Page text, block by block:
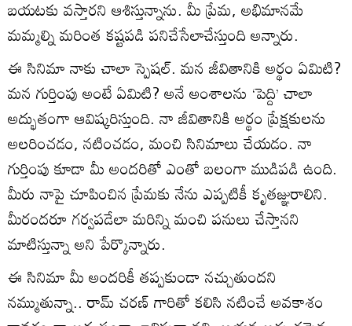
బయటకు వస్తారని ఆశిస్తున్నాను. మీ ప్రేమ, అభిమానమే
మమ్మల్ని మరింత కష్టపడి పనిచేసేలాచేస్తుంది అన్నారు.
ఈ సినిమా నాకు చాలా స్పెషల్. మన జీవితానికి అర్థం ఏమిటి?
మన గుర్తింపు అంటే ఏమిటి? అనే అంశాలను ‘పెద్ది’ చాలా
అద్భుతంగా ఆవిష్కరిస్తుంది. నా జీవితానికి అర్థం ప్రేక్షకులను
అలరించడం, నటించడం, మంచి సినిమాలు చేయడం. నా
గుర్తింపు కూడా మీ అందరితో ఎంతో బలంగా ముడిపడి ఉంది.
మీరు నాపై చూపించిన ప్రేమకు నేను ఎప్పటికీ కృతజ్ఞురాలిని.
మీరందరూ గర్వపడేలా మరిన్ని మంచి పనులు చేస్తానని
మాటిస్తున్నా అని పేర్కొన్నారు.
ఈ సినిమా మీ అందరికీ తప్పకుండా నచ్చుతుందని
నమ్ముతున్నా.. రామ్ చరణ్ గారితో కలిసి నటించే అవకాశం